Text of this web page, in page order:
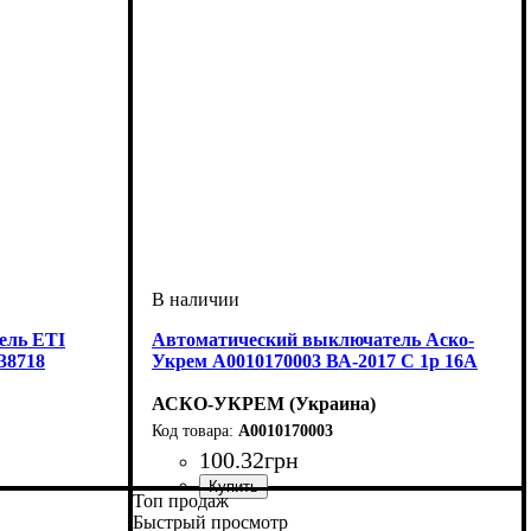
ETI
Автоматический выключатель Аско-
Укрем A0010170003 ВА-2017 С 1р 16А
АСКО-УКРЕМ (Украина)
A0010170003
100.32грн
Исполнение
Номинальный ток, А
Количество полюсов
Отключающая характеристика
Отключающая способность, kA
Тип монтажа
Серия: ВА-2017
Соответствие стандартам
Топ продаж
Быстрый просмотр